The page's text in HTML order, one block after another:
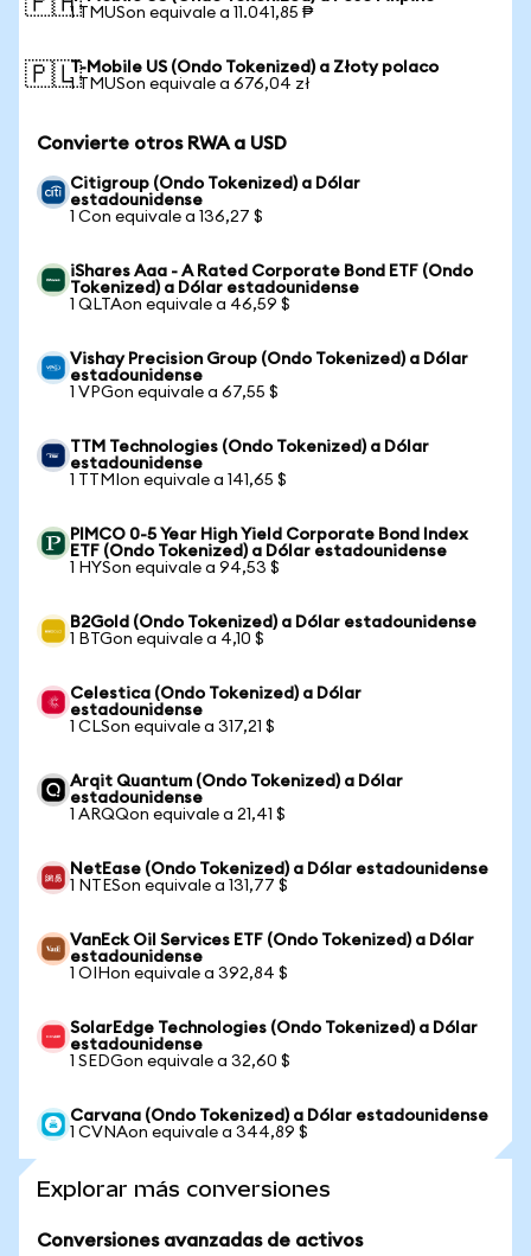
1 TMUSon equivale a 11.041,85 ₱
🇵🇱T-Mobile US (Ondo Tokenized) a Złoty polaco
1 TMUSon equivale a 676,04 zł
Convierte otros RWA a USD
Citigroup (Ondo Tokenized) a Dólar
estadounidense
1 Con equivale a 136,27 $
iShares Aaa - A Rated Corporate Bond ETF (Ondo
Tokenized) a Dólar estadounidense
1 QLTAon equivale a 46,59 $
Vishay Precision Group (Ondo Tokenized) a Dólar
estadounidense
1 VPGon equivale a 67,55 $
TTM Technologies (Ondo Tokenized) a Dólar
estadounidense
1 TTMIon equivale a 141,65 $
PIMCO 0-5 Year High Yield Corporate Bond Index
ETF (Ondo Tokenized) a Dólar estadounidense
1 HYSon equivale a 94,53 $
B2Gold (Ondo Tokenized) a Dólar estadounidense
1 BTGon equivale a 4,10 $
Celestica (Ondo Tokenized) a Dólar
estadounidense
1 CLSon equivale a 317,21 $
Arqit Quantum (Ondo Tokenized) a Dólar
estadounidense
1 ARQQon equivale a 21,41 $
NetEase (Ondo Tokenized) a Dólar estadounidense
1 NTESon equivale a 131,77 $
VanEck Oil Services ETF (Ondo Tokenized) a Dólar
estadounidense
1 OIHon equivale a 392,84 $
SolarEdge Technologies (Ondo Tokenized) a Dólar
estadounidense
1 SEDGon equivale a 32,60 $
Carvana (Ondo Tokenized) a Dólar estadounidense
1 CVNAon equivale a 344,89 $
Explorar más conversiones
Conversiones avanzadas de activos